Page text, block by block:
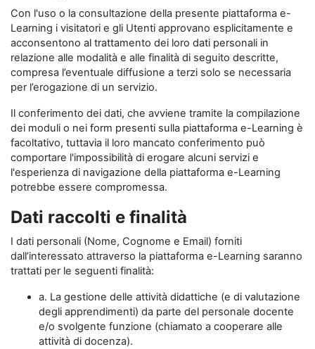
Con l'uso o la consultazione della presente piattaforma e-
Learning i visitatori e gli Utenti approvano esplicitamente e
acconsentono al trattamento dei loro dati personali in
relazione alle modalità e alle finalità di seguito descritte,
compresa l’eventuale diffusione a terzi solo se necessaria
per l’erogazione di un servizio.
Il conferimento dei dati, che avviene tramite la compilazione
dei moduli o nei form presenti sulla piattaforma e-Learning è
facoltativo, tuttavia il loro mancato conferimento può
comportare l'impossibilità di erogare alcuni servizi e
l'esperienza di navigazione della piattaforma e-Learning
potrebbe essere compromessa.
Dati raccolti e finalità
I dati personali (Nome, Cognome e Email) forniti
dall’interessato attraverso la piattaforma e-Learning saranno
trattati per le seguenti finalità:
a. La gestione delle attività didattiche (e di valutazione
degli apprendimenti) da parte del personale docente
e/o svolgente funzione (chiamato a cooperare alle
attività di docenza).